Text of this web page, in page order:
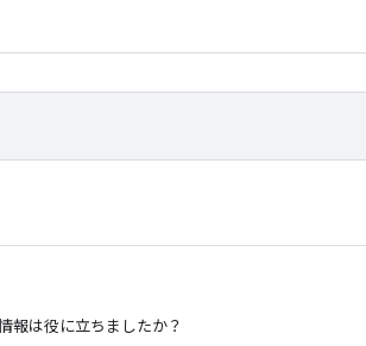
報は役に立ちましたか？